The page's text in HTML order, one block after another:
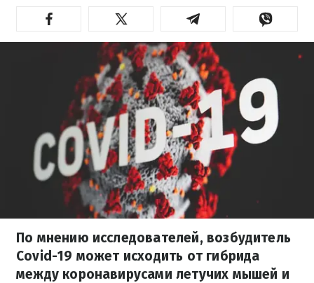
По мнению исследователей, возбудитель
Covid-19 может исходить от гибрида
между коронавирусами летучих мышей и